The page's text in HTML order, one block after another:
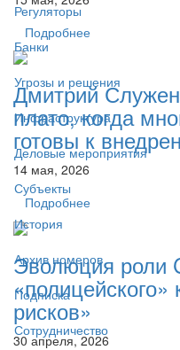
Регуляторы
Банки
Угрозы и решения
Инфраструктура
Деловые мероприятия
Субъекты
История
Архив номеров
Подписка
Сотрудничество
Подробнее
Дмитрий
плато, когда
готовы к
14 мая, 2026
Подробнее
Эволюция роли
«полицейского»
рисков»
30 апреля, 2026